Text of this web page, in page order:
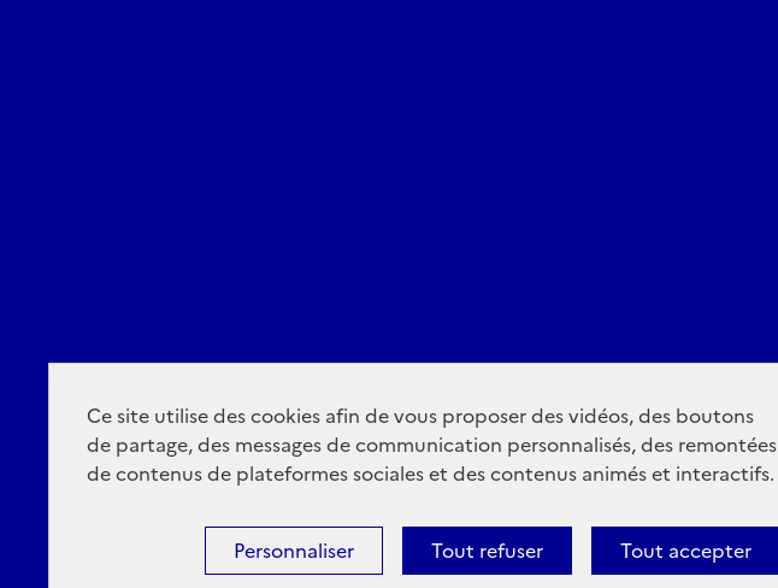
Ce site utilise des cookies afin de vous proposer des vidéos, des boutons
de partage, des messages de communication personnalisés, des remontées
de contenus de plateformes sociales et des contenus animés et interactifs.
Tout accepter
Tout refuser
Personnaliser